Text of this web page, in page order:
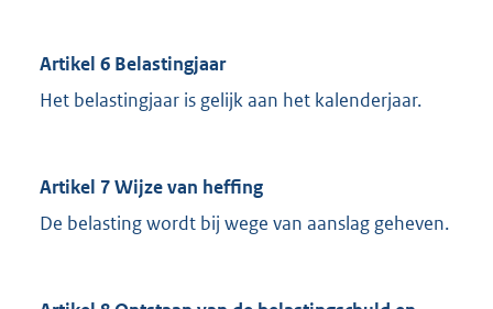
Artikel 6 Belastingjaar
Het belastingjaar is gelijk aan het kalenderjaar.
Artikel 7 Wijze van heffing
De belasting wordt bij wege van aanslag geheven.